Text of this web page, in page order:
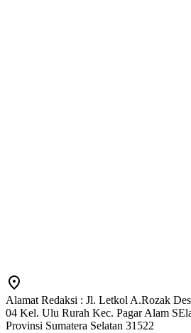
Alamat Redaksi : Jl. Letkol A.Rozak
04 Kel. Ulu Rurah Kec. Pagar Alam
Provinsi Sumatera Selatan 31522